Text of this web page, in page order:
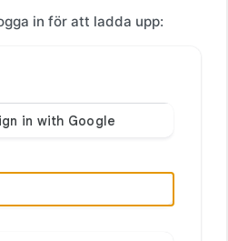
in för att ladda upp: